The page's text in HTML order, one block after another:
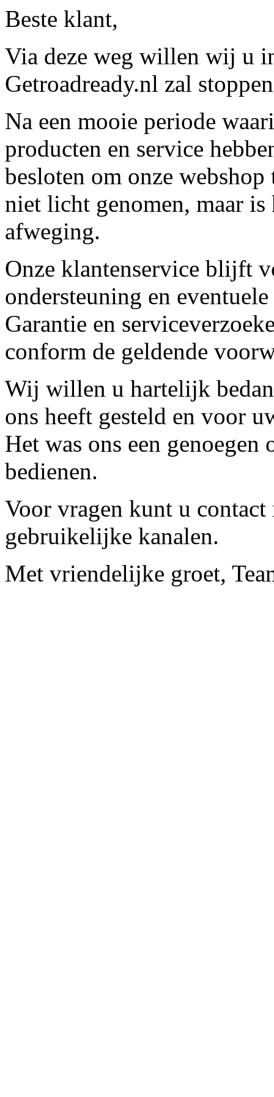
Beste klant,
Via deze weg willen wij u
Getroadready.nl zal
Na een mooie periode
producten en service
besloten om onze
niet licht genomen, maar
afweging.
Onze klantenservice blijft
ondersteuning en
Garantie en
conform de geldende
Wij willen u hartelijk
ons heeft gesteld en voor
Het was ons een
bedienen.
Voor vragen kunt u contact
gebruikelijke kanalen.
Met vriendelijke groet,